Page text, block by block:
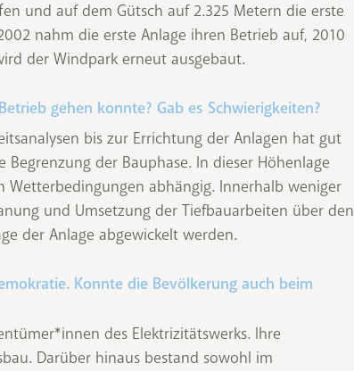
und auf dem Gütsch auf 2.325 Metern die erste
nahm die erste Anlage ihren Betrieb auf, 2010
der Windpark erneut ausgebaut.
gehen konnte? Gab es Schwierigkeiten?
bis zur Errichtung der Anlagen hat gut
der Bauphase. In dieser Höhenlage
abhängig. Innerhalb weniger
und Umsetzung der Tiefbauarbeiten über den
der Anlage abgewickelt werden.
Konnte die Bevölkerung auch beim
des Elektrizitätswerks. Ihre
Darüber hinaus bestand sowohl im